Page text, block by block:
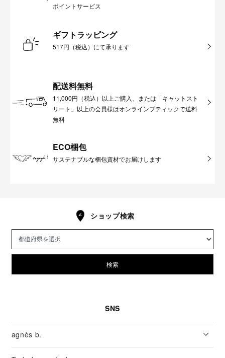
ポイントサービス
ギフトラッピング
517円（税込）にて承ります
配送料無料
11,000円（税込）以上ご購入、または「キャットスト
リート」以上の会員様はオンラインブティックで送料
無料
ECO梱包
サステナブルな梱包資材でお届けします
ショップ検索
検索
SNS
agnès b.